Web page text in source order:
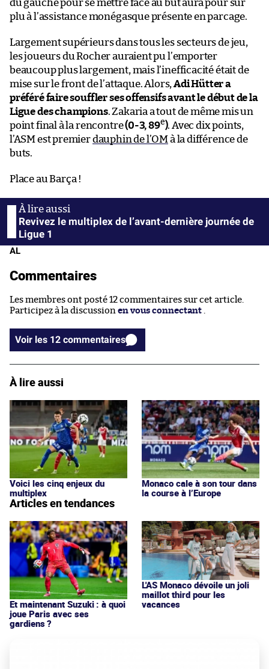
du gauche pour se mettre face au but aura pour sûr
plu à l’assistance monégasque présente en parcage.
Largement supérieurs dans tous les secteurs de jeu,
les joueurs du Rocher auraient pu l’emporter
beaucoup plus largement, mais l’inefficacité était de
mise sur le front de l’attaque. Alors, Adi Hütter a
préféré faire souffler ses offensifs avant le début de la
Ligue des champions. Zakaria a tout de même mis un
point final à la rencontre(0-3, 89e). Avec dix points,
l’ASM est premierdauphin de l’OMà la différence de
buts.
Place au Barça !
Revivez le multiplex de l’avant-dernière journée de
Ligue 1
AL
Commentaires
Les membres ont posté 12 commentaires sur cet article.
Participez à la discussion en vous connectant .
Voir les 12 commentaires
À lire aussi
Voici les cinq enjeux du
multiplex
Monaco cale à son tour dans
la course à l’Europe
Articles en tendances
Et maintenant Suzuki : à quoi
joue Paris avec ses
gardiens ?
L'AS Monaco dévoile un joli
maillot third pour les
vacances